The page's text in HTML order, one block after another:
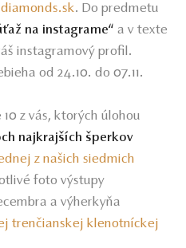
. Do predmetu
na instagrame“ a v texte
instagramový profil.
od 24.10. do 07.11.
z vás, ktorých úlohou
najkrajších šperkov
z našich siedmich
foto výstupy
a výherkyňa
trenčianskej klenotníckej